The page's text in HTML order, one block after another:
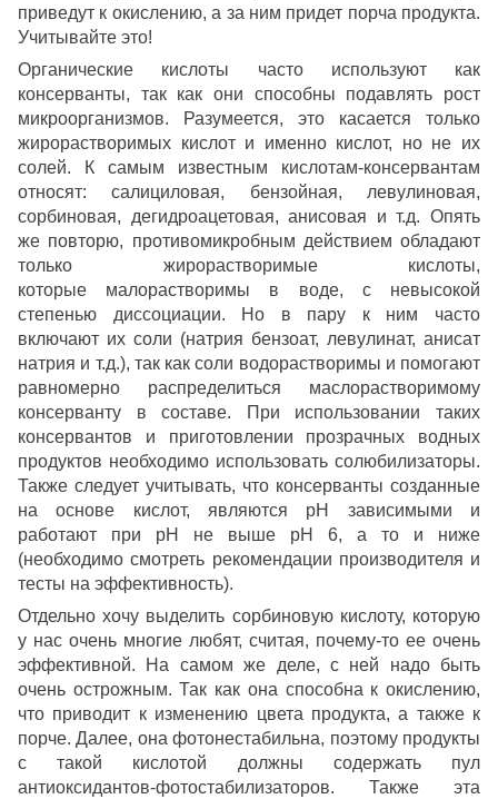
приведут к окислению, а за ним придет порча продукта.
Учитывайте это!
Органические кислоты часто используют как
консерванты, так как они способны подавлять рост
микроорганизмов. Разумеется, это касается только
жирорастворимых кислот и именно кислот, но не их
солей. К самым известным кислотам-консервантам
относят: салициловая, бензойная, левулиновая,
сорбиновая, дегидроацетовая, анисовая и т.д. Опять
же повторю, противомикробным действием обладают
только жирорастворимые кислоты,
которые малорастворимы в воде, с невысокой
степенью диссоциации. Но в пару к ним часто
включают их соли (натрия бензоат, левулинат, аниcат
натрия и т.д.), так как соли водорастворимы и помогают
равномерно распределиться маслорастворимому
консерванту в составе. При использовании таких
консервантов и приготовлении прозрачных водных
продуктов необходимо использовать солюбилизаторы.
Также следует учитывать, что консерванты созданные
на основе кислот, являются рН зависимыми и
работают при рН не выше рН 6, а то и ниже
(необходимо смотреть рекомендации производителя и
тесты на эффективность).
Отдельно хочу выделить сорбиновую кислоту, которую
у нас очень многие любят, считая, почему-то ее очень
эффективной. На самом же деле, с ней надо быть
очень острожным. Так как она способна к окислению,
что приводит к изменению цвета продукта, а также к
порче. Далее, она фотонестабильна, поэтому продукты
с такой кислотой должны содержать пул
антиоксидантов-фотостабилизаторов. Также эта